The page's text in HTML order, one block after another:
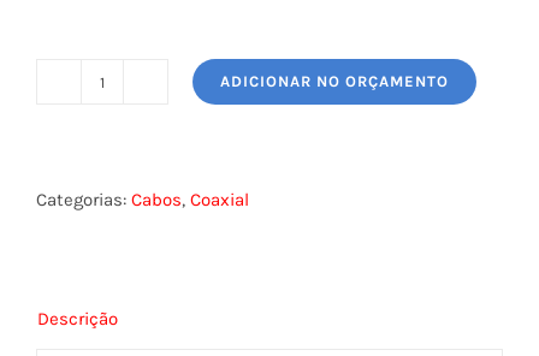
95%
ADICIONAR NO ORÇAMENTO
Categorias: Cabos, Coaxial
Descrição